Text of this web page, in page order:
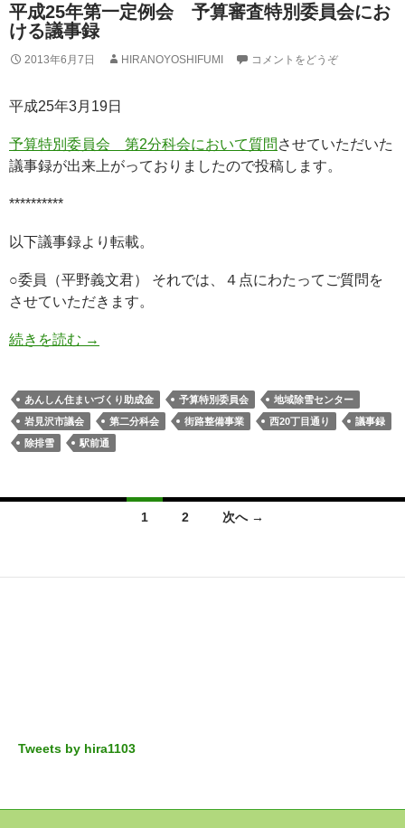
平成25年第一定例会 予算審査特別委員会にお
ける議事録
2013年6月7日 HIRANOYOSHIFUMI コメントをどうぞ
平成25年3月19日
予算特別委員会 第2分科会において質問 させていただいた
議事録が出来上がっておりましたので投稿します。
**********
以下議事録より転載。
○委員（平野義文君） それでは、４点にわたってご質問を
させていただきます。
続きを読む →
あんしん住まいづくり助成金 予算特別委員会
地域除雪センター
岩見沢市議会
第二分科会 街路整備事業 西20丁目通り
議事録
除排雪
駅前通
1 2 次へ →
Tweets by hira1103